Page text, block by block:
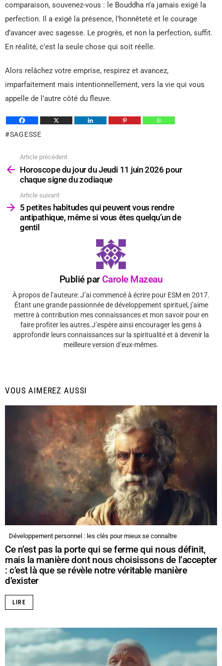
comparaison, souvenez-vous : le Bouddha n’a jamais exigé la
perfection. Il a exigé la présence, l’honnêteté et le courage
d’avancer avec sagesse. Le progrès, et non la perfection, suffit.
En réalité, c’est la seule chose qui soit réelle.
Alors relâchez votre emprise, respirez et avancez,
imparfaitement mais intentionnellement, vers la vie qui vous
appelle de l’autre côté du fleuve.
SAGESSE
plus
Article précédent
Horoscope du jour du Jeudi 11 juin 2026 pour
chaque signe du zodiaque
Article suivant
5 petites habitudes qui peuvent vous rendre
antipathique, même si vous êtes quelqu’un de
gentil
Publié par Carole Mazeau
À propos de l’auteure: J’ai commencé à écrire pour ESM en 2017.
Étant une grande passionnée de développement spirituel, j’aime
mettre à contribution mes connaissances et mon savoir pour en
faire profiter les autres.J’espère ainsi encourager les gens à
approfondir leurs connaissances sur la spiritualité et à devenir la
meilleure version d’eux-mêmes.
VOUS AIMEREZ AUSSI
Développement personnel : les clés pour mieux se connaître
Ce n’est pas la porte qui se ferme qui nous définit,
mais la manière dont nous choisissons de l’accepter
: c’est là que se révèle notre véritable manière
d’exister
LIRE